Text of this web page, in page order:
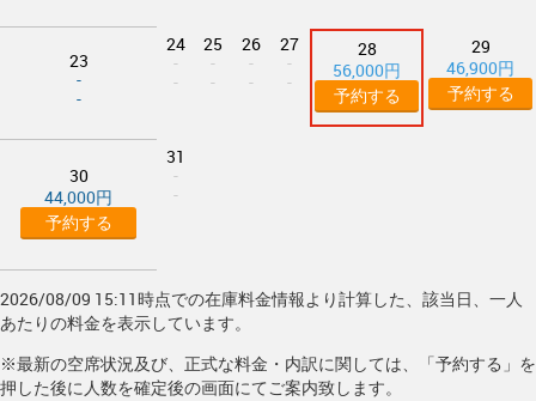
23
-
-
24
-
-
25
-
-
26
-
-
27
-
-
28
56,000円
予約する
29
46,900円
予約する
30
44,000円
予約する
31
-
-
2026/08/09 15:11時点での在庫料金情報より計算した、該当日、一人
あたりの料金を表示しています。
※最新の空席状況及び、正式な料金・内訳に関しては、「予約する」を
押した後に人数を確定後の画面にてご案内致します。